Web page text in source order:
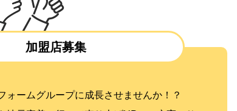
加盟店募集
ォームグループに成長させませんか！？